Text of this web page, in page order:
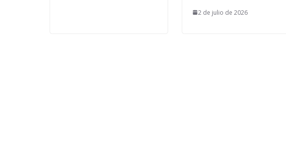
2 de julio de 2026